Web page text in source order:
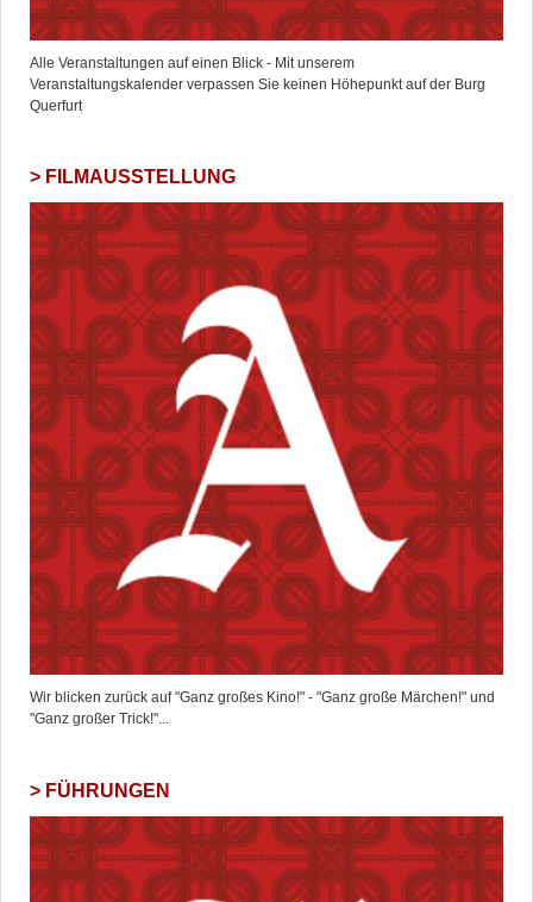
Alle Veranstaltungen auf einen Blick - Mit unserem
Veranstaltungskalender verpassen Sie keinen Höhepunkt auf der Burg
Querfurt
FILMAUSSTELLUNG
Wir blicken zurück auf "Ganz großes Kino!" - "Ganz große Märchen!" und
"Ganz großer Trick!"...
FÜHRUNGEN